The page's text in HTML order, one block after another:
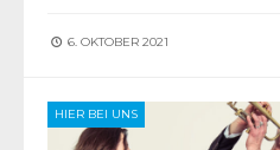
6. OKTOBER 2021
HIER BEI UNS